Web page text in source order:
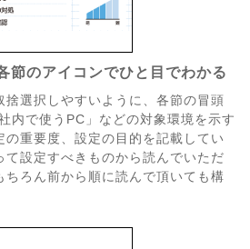
節のアイコンでひと目でわかる
捨選択しやすいように、各節の冒頭
内で使うPC」などの対象環境を示す
の重要度、設定の目的を記載してい
て設定すべきものから読んでいただ
ちろん前から順に読んで頂いても構